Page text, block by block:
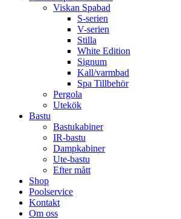
Viskan Spabad
S-serien
V-serien
Stilla
White Edition
Signum
Kall/varmbad
Spa Tillbehör
Pergola
Utekök
Bastu
Bastukabiner
IR-bastu
Dampkabiner
Ute-bastu
Efter mått
Shop
Poolservice
Kontakt
Om oss